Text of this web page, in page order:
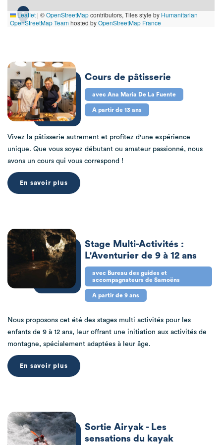
Leaflet | ©OpenStreetMapcontributors, Tiles style by Humanitarian
OpenStreetMap Teamhosted byOpenStreetMap France
Cours de pâtisserie
avec Ana Maria De La Fuente
A partir de 13 ans
Vivez la pâtisserie autrement et profitez d'une expérience
unique. Que vous soyez débutant ou amateur passionné, nous
avons un cours qui vous correspond !
En savoir plus
Stage Multi-Activités :
L'Aventurier de 9 à 12 ans
avec Bureau des guides et
accompagnateurs de Samoëns
A partir de 9 ans
Nous proposons cet été des stages multi activités pour les
enfants de 9 à 12 ans, leur offrant une initiation aux activités de
montagne, spécialement adaptées à leur âge.
En savoir plus
Sortie Airyak - Les
sensations du kayak